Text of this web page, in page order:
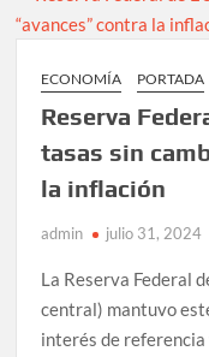
de
para
los
adultos
ECONOMÍA PORTADA
Reserva
tasas sin
la inflación
admin julio 31, 2024
La Reserva Federal
central) mantuvo
interés de referencia